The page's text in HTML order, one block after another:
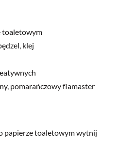
toaletowym
klej
pomarańczowy flamaster
papierze toaletowym wytnij